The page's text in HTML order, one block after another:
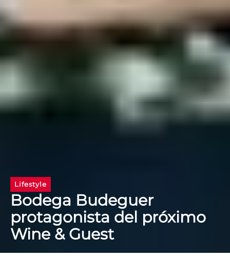
Lifestyle
Bodega Budeguer
protagonista del próximo
Wine & Guest